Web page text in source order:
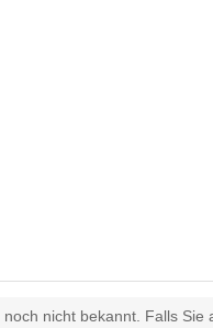
nicht bekannt. Falls Sie